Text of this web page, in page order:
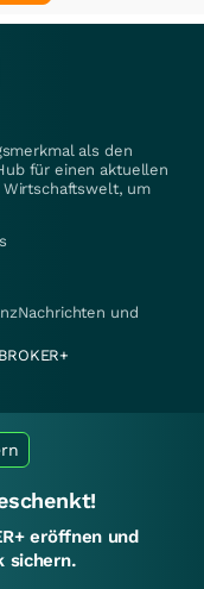
als den
für einen aktuellen
um
und
eröffnen und
sichern.